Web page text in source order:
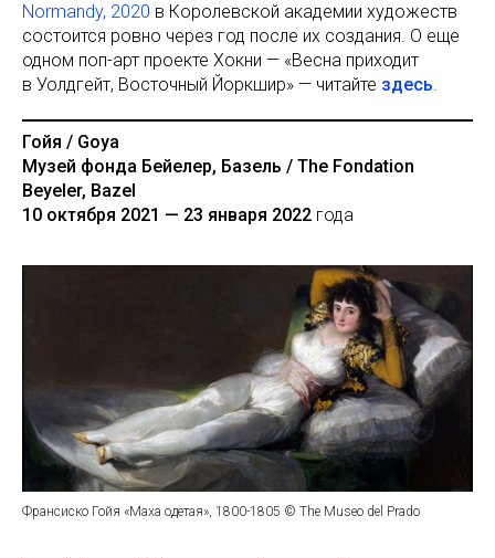
Normandy, 2020 в Королевской академии художеств
состоится ровно через год после их создания. О еще
одном поп-арт проекте Хокни — «Весна приходит
в Уолдгейт, Восточный Йоркшир» — читайте здесь.
Гойя / Goya
Музей фонда Бейелер, Базель / The Fondation
Beyeler, Bazel
10 октября 2021 — 23 января 2022 года
Франсиско Гойя «Маха одетая», 1800-1805 © The Museo del Prado